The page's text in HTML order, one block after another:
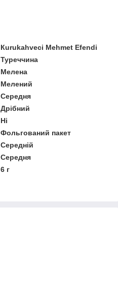
Кurukahveci Mehmet Efendi
Туреччина
Мелена
Мелений
Середня
Дрібний
Ні
Фольгований пакет
Середній
Середня
6 г